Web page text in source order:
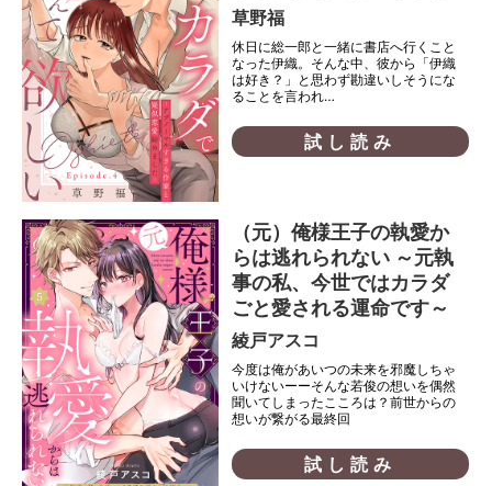
草野福
休日に総一郎と一緒に書店へ行くこと
なった伊織。そんな中、彼から「伊織
は好き？」と思わず勘違いしそうにな
ることを言われ…
試し読み
（元）俺様王子の執愛か
らは逃れられない ～元執
事の私、今世ではカラダ
ごと愛される運命です～
綾戸アスコ
今度は俺があいつの未来を邪魔しちゃ
いけないーーそんな若俊の想いを偶然
聞いてしまったこころは？前世からの
想いが繋がる最終回
試し読み